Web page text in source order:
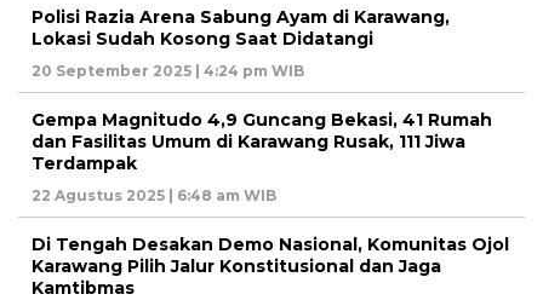
Polisi Razia Arena Sabung Ayam di Karawang,
Lokasi Sudah Kosong Saat Didatangi
20 September 2025 | 4:24 pm WIB
Gempa Magnitudo 4,9 Guncang Bekasi, 41 Rumah
dan Fasilitas Umum di Karawang Rusak, 111 Jiwa
Terdampak
22 Agustus 2025 | 6:48 am WIB
Di Tengah Desakan Demo Nasional, Komunitas Ojol
Karawang Pilih Jalur Konstitusional dan Jaga
Kamtibmas